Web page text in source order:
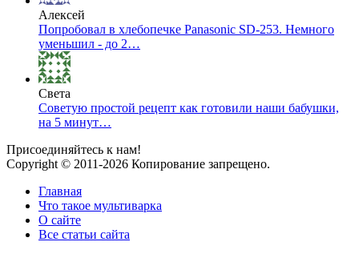
Алексей
Попробовал в хлебопечке Panasonic SD-253. Немного
уменьшил - до 2…
Света
Советую простой рецепт как готовили наши бабушки,
на 5 минут…
Присоединяйтесь к нам!
Copyright © 2011-2026 Копирование запрещено.
Главная
Что такое мультиварка
О сайте
Все статьи сайта